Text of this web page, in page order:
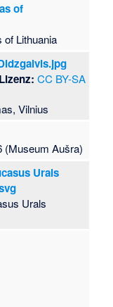
of
of Lithuania
Lizenz: CC BY-SA
Vilnius
(Museum Aušra)
Urals
Urals